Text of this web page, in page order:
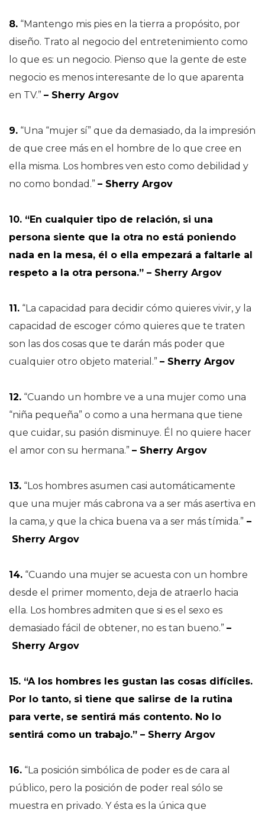
8. “Mantengo mis pies en la tierra a propósito, por
diseño. Trato al negocio del entretenimiento como
lo que es: un negocio. Pienso que la gente de este
negocio es menos interesante de lo que aparenta
en TV.” – Sherry Argov
9. “Una “mujer sí” que da demasiado, da la impresión
de que cree más en el hombre de lo que cree en
ella misma. Los hombres ven esto como debilidad y
no como bondad.” – Sherry Argov
10. “En cualquier tipo de relación, si una
persona siente que la otra no está poniendo
nada en la mesa, él o ella empezará a faltarle al
respeto a la otra persona.” – Sherry Argov
11. “La capacidad para decidir cómo quieres vivir, y la
capacidad de escoger cómo quieres que te traten
son las dos cosas que te darán más poder que
cualquier otro objeto material.” – Sherry Argov
12. “Cuando un hombre ve a una mujer como una
“niña pequeña” o como a una hermana que tiene
que cuidar, su pasión disminuye. Él no quiere hacer
el amor con su hermana.” – Sherry Argov
13. “Los hombres asumen casi automáticamente
que una mujer más cabrona va a ser más asertiva en
la cama, y que la chica buena va a ser más tímida.” –
Sherry Argov
14. “Cuando una mujer se acuesta con un hombre
desde el primer momento, deja de atraerlo hacia
ella. Los hombres admiten que si es el sexo es
demasiado fácil de obtener, no es tan bueno.” –
Sherry Argov
15. “A los hombres les gustan las cosas difíciles.
Por lo tanto, si tiene que salirse de la rutina
para verte, se sentirá más contento. No lo
sentirá como un trabajo.” – Sherry Argov
16. “La posición simbólica de poder es de cara al
público, pero la posición de poder real sólo se
muestra en privado. Y ésta es la única que